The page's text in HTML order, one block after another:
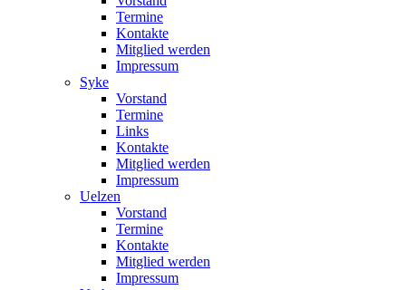
Termine
Kontakte
Mitglied werden
Impressum
Syke
Vorstand
Termine
Links
Kontakte
Mitglied werden
Impressum
Uelzen
Vorstand
Termine
Kontakte
Mitglied werden
Impressum